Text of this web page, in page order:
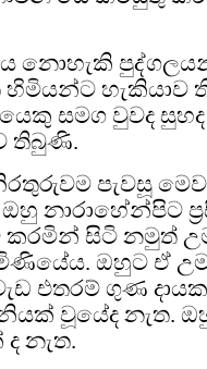
නොහැකි
සමග වුවද
තිබුණි.
පැවසූ
නාරාහේන්පිට
සිටි නමුත්
ඔහුට ඒ
එතරම් ගුණ
වූයේද නැත.
නැත.